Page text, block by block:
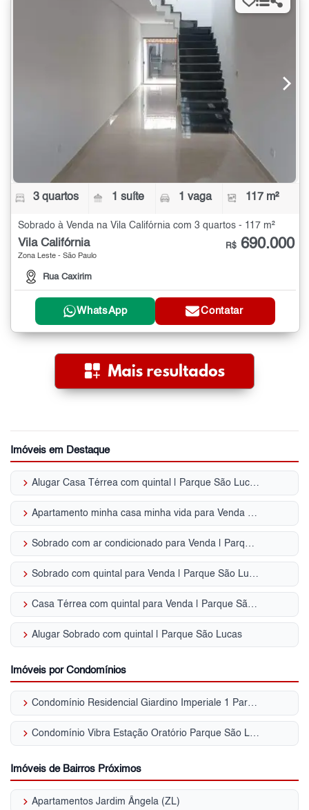
3 quartos 1 suíte 1 vaga 117 m²
Sobrado à Venda na Vila Califórnia com 3 quartos - 117 m²
Vila Califórnia
Zona Leste - São Paulo
Rua Caxirim
R$ 690.000
WhatsApp Contatar
Imóveis em Destaque
keyboard_arrow_right Alugar Casa Térrea com quintal | Parque São Lucas
keyboard_arrow_right Apartamento minha casa minha vida para Venda | Parque São Lucas
keyboard_arrow_right Sobrado com ar condicionado para Venda | Parque São Lucas
keyboard_arrow_right Sobrado com quintal para Venda | Parque São Lucas
keyboard_arrow_right Casa Térrea com quintal para Venda | Parque São Lucas
keyboard_arrow_right Alugar Sobrado com quintal | Parque São Lucas
Imóveis por Condomínios
keyboard_arrow_right Condomínio Residencial Giardino Imperiale 1 Parque São Lucas
keyboard_arrow_right Condomínio Vibra Estação Oratório Parque São Lucas
Imóveis de Bairros Próximos
keyboard_arrow_right Apartamentos Jardim Ângela (ZL)